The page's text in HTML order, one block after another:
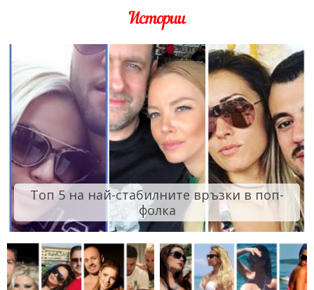
Истории
Топ 5 на най-стабилните връзки в поп-
фолка